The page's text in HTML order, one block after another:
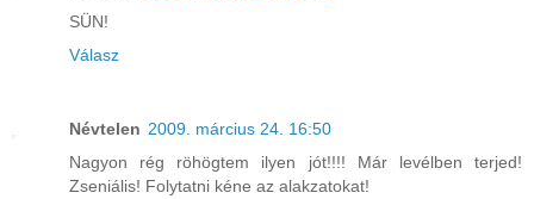
SÜN!
Válasz
Névtelen 2009. március 24. 16:50
Nagyon rég röhögtem ilyen jót!!!! Már levélben terjed!
Zseniális! Folytatni kéne az alakzatokat!